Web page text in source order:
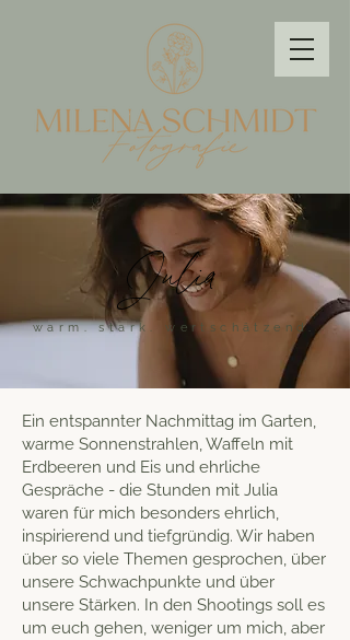
Julia
warm. stark. wertschätzend.
Ein entspannter Nachmittag im Garten,
warme Sonnenstrahlen, Waffeln mit
Erdbeeren und Eis und ehrliche
Gespräche - die Stunden mit Julia
waren für mich besonders ehrlich,
inspirierend und tiefgründig. Wir haben
über so viele Themen gesprochen, über
unsere Schwachpunkte und über
unsere Stärken. In den Shootings soll es
um euch gehen, weniger um mich, aber